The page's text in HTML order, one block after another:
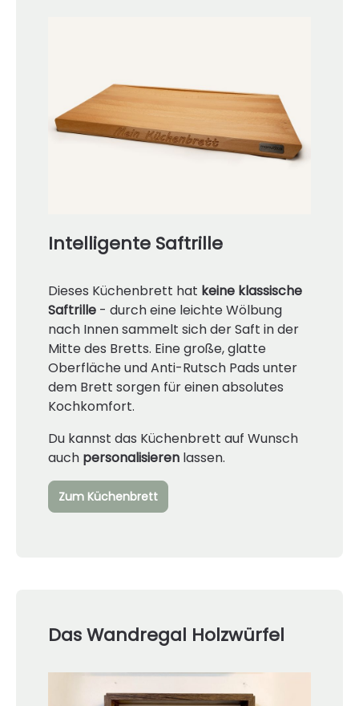
Intelligente Saftrille
Dieses Küchenbrett hat keine klassische
Saftrille - durch eine leichte Wölbung
nach Innen sammelt sich der Saft in der
Mitte des Bretts. Eine große, glatte
Oberfläche und Anti-Rutsch Pads unter
dem Brett sorgen für einen absolutes
Kochkomfort.
Du kannst das Küchenbrett auf Wunsch
auch personalisieren lassen.
Zum Küchenbrett
Das Wandregal Holzwürfel